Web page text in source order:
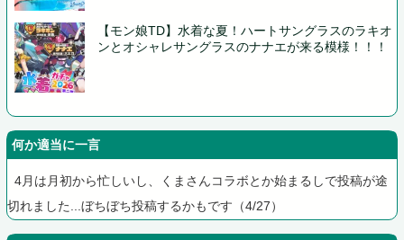
【モン娘TD】水着な夏！ハートサングラスのラキオ
ンとオシャレサングラスのナナエが来る模様！！！
何か適当に一言
4月は月初から忙しいし、くまさんコラボとか始まるしで投稿が途
切れました...ぼちぼち投稿するかもです（4/27）